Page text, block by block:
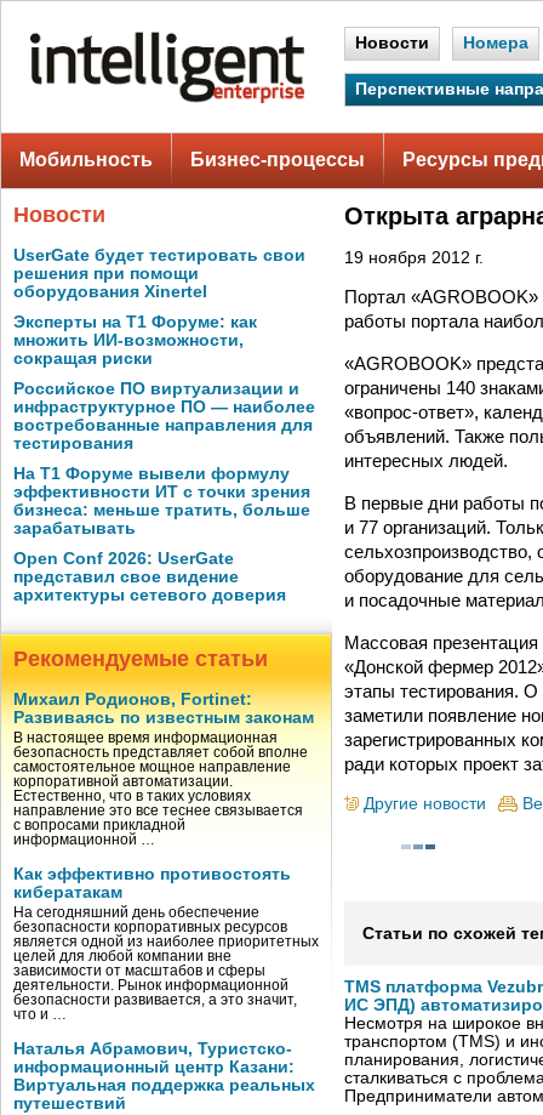
Новости Номера
Перспективные
Мобильность Бизнес-процессы Ресурсы
Новости
UserGate будет тестировать свои
решения при помощи
оборудования Xinertel
Эксперты на Т1 Форуме: как
множить ИИ-возможности,
сокращая риски
Российское ПО виртуализации и
инфраструктурное ПО — наиболее
востребованные направления для
тестирования
На Т1 Форуме вывели формулу
эффективности ИТ с точки зрения
бизнеса: меньше тратить, больше
зарабатывать
Open Conf 2026: UserGate
представил свое видение
архитектуры сетевого доверия
Рекомендуемые статьи
Михаил Родионов, Fortinet:
Развиваясь по известным законам
В настоящее время информационная
безопасность представляет собой вполне
самостоятельное мощное направление
корпоративной автоматизации.
Естественно, что в таких условиях
направление это все теснее связывается
с вопросами прикладной
информационной …
Как эффективно противостоять
кибератакам
На сегодняшний день обеспечение
безопасности корпоративных ресурсов
является одной из наиболее приоритетных
целей для любой компании вне
зависимости от масштабов и сферы
деятельности. Рынок информационной
безопасности развивается, а это значит,
что и …
Наталья Абрамович, Туристско-
информационный центр Казани:
Виртуальная поддержка реальных
путешествий
Открыта
19 ноября 2012 г.
Портал «AGROBOOK»
работы портала
«AGROBOOK»
ограничены 140
«вопрос-ответ»,
объявлений. Также
интересных людей.
В первые дни работы
и 77 организаций.
оборудование для
и посадочные
Массовая
«Донской фермер
этапы тестирования. О
заметили появление
зарегистрированных
ради которых проект
Другие новости
Статьи по схожей
TMS платформа
ИС ЭПД)
Несмотря на широкое
транспортом (TMS) и
планирования,
сталкиваться с
Предприниматели